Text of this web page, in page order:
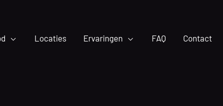
Locaties Ervaringen FAQ Contact